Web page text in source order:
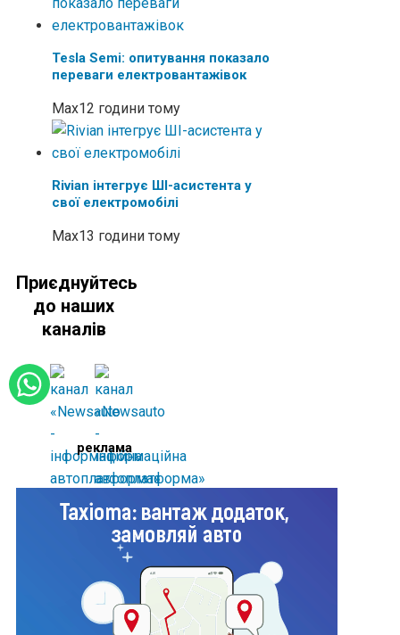
Tesla Semi: опитування показало
переваги електровантажівок
Max12 години тому
Rivian інтегрує ШІ-асистента у
свої електромобілі
Max13 години тому
Приєднуйтесь
до наших
каналів
реклама